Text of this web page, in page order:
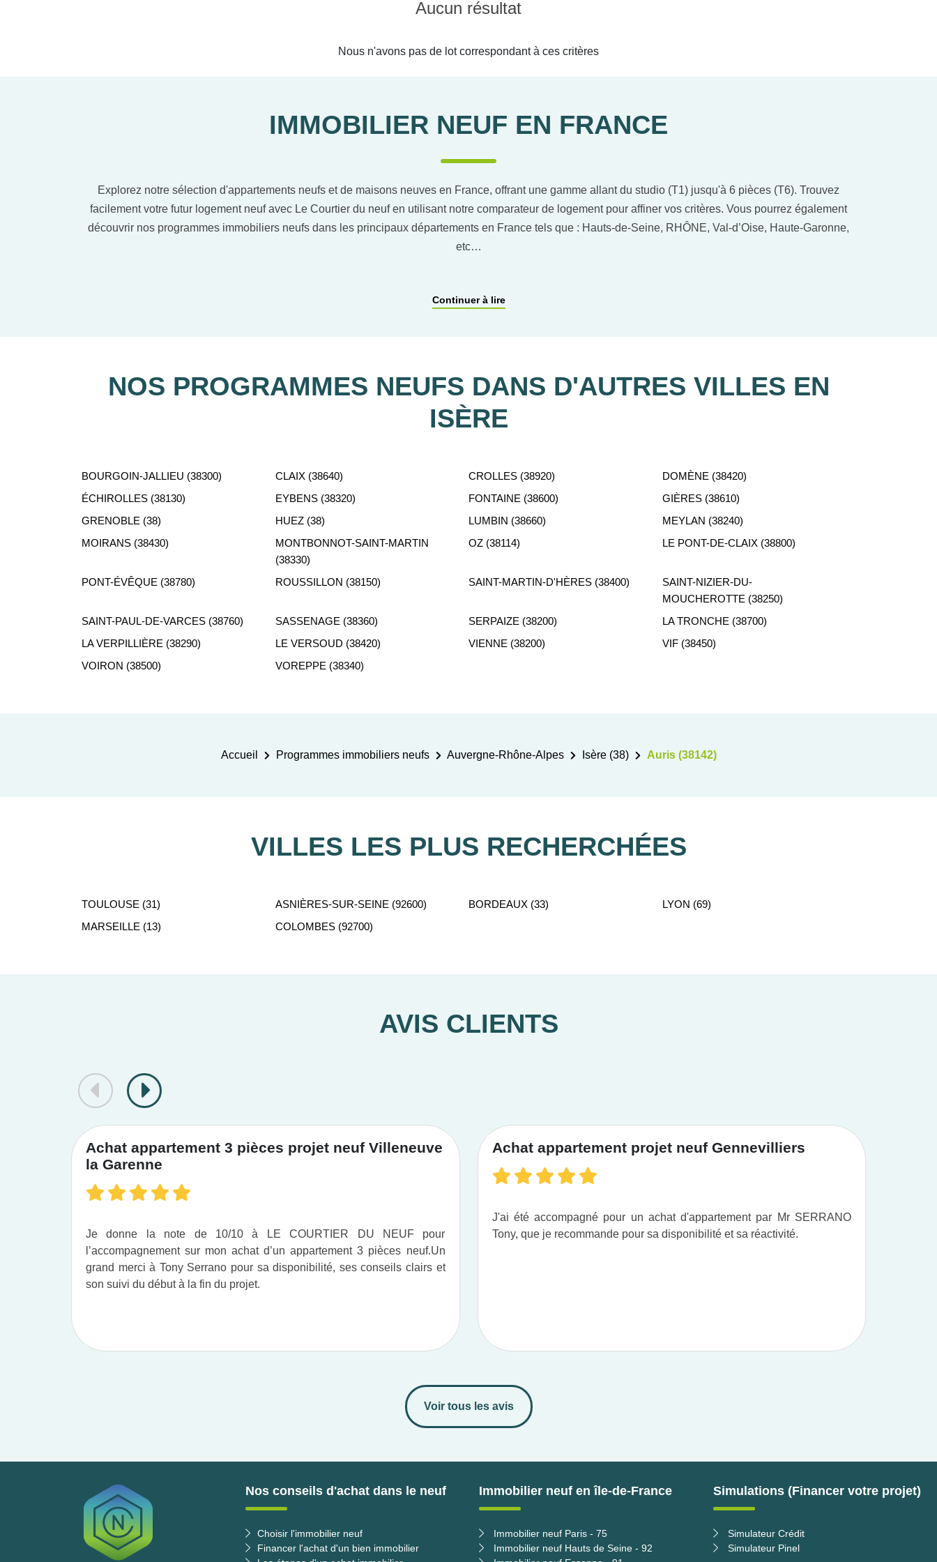
Aucun résultat
Nous n'avons pas de lot correspondant à ces critères
IMMOBILIER NEUF EN FRANCE
Explorez notre sélection d'appartements neufs et de maisons neuves en France, offrant une gamme allant du studio (T1) jusqu'à 6 pièces (T6). Trouvez
facilement votre futur logement neuf avec Le Courtier du neuf en utilisant notre comparateur de logement pour affiner vos critères. Vous pourrez également
découvrir nos programmes immobiliers neufs dans les principaux départements en France tels que : Hauts-de-Seine, RHÔNE, Val-d’Oise, Haute-Garonne,
etc…
ACCOMPAGNEMENT PERSONNALISÉ
Continuer à lire
NOS PROGRAMMES NEUFS DANS D'AUTRES VILLES EN
ISÈRE
BOURGOIN-JALLIEU (38300) CLAIX (38640) CROLLES (38920)
DOMÈNE (38420)
ÉCHIROLLES (38130)
EYBENS (38320) FONTAINE (38600)
GIÈRES (38610)
GRENOBLE (38)
HUEZ (38) LUMBIN (38660)
MEYLAN (38240)
MOIRANS (38430)
MONTBONNOT-SAINT-MARTIN
(38330)
OZ (38114) LE PONT-DE-CLAIX (38800)
PONT-ÉVÊQUE (38780) ROUSSILLON (38150) SAINT-MARTIN-D'HÈRES (38400)
SAINT-NIZIER-DU-
MOUCHEROTTE (38250)
SAINT-PAUL-DE-VARCES (38760)
SASSENAGE (38360) SERPAIZE (38200)
LA TRONCHE (38700)
LA VERPILLIÈRE (38290)
LE VERSOUD (38420) VIENNE (38200)
VIF (38450)
VOIRON (38500)
VOREPPE (38340)
Accueil Programmes immobiliers neufs Auvergne-Rhône-Alpes Isère (38) Auris (38142)
VILLES LES PLUS RECHERCHÉES
TOULOUSE (31) ASNIÈRES-SUR-SEINE (92600) BORDEAUX (33)
LYON (69)
MARSEILLE (13)
COLOMBES (92700)
AVIS CLIENTS
Achat appartement 3 pièces projet neuf Villeneuve
la Garenne
Je donne la note de 10/10 à LE COURTIER DU NEUF pour
l’accompagnement sur mon achat d’un appartement 3 pièces neuf.​ Un
grand merci à Tony Serrano pour sa disponibilité, ses conseils clairs et
son suivi du début à la fin du projet.​
Achat appartement projet neuf Gennevilliers
J'ai été accompagné pour un achat d'appartement par Mr SERRANO
Tony, que je recommande pour sa disponibilité et sa réactivité.
Voir tous les avis
Nos conseils d'achat dans le neuf
Choisir l'immobilier neuf
Financer l'achat d'un bien immobilier
Immobilier neuf en île-de-France
Immobilier neuf Paris - 75
Immobilier neuf Hauts de Seine - 92
Simulations (Financer votre projet)
Simulateur Crédit
Simulateur Pinel